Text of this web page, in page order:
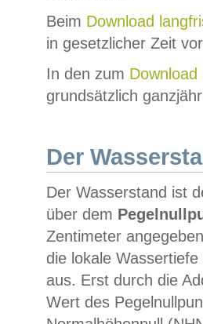
Beim Download
in gesetzlicher Zeit
In den zum Download
grundsätzlich
Der
Der Wasserstand ist
über dem
Zentimeter
die lokale
aus. Erst durch die
Wert des